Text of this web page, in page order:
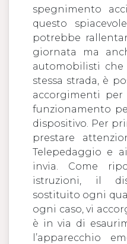
spegnimento
questo
potrebbe
giornata ma
automobilisti che
stessa strada, è
accorgimenti
funzionamento
dispositivo. Per
prestare
Telepedaggio e
invia. Come
istruzioni, il
sostituito ogni
ogni caso, vi
è in via di
l’apparecchio